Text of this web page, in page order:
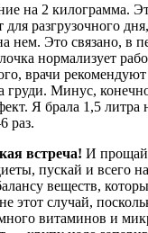
на 2 килограмма.
разгрузочного
нем. Это связано, в
нормализует
врачи
груди. Минус,
Я брала 1,5 литра
раз.
встреча! И
пускай и всего
веществ,
этот случай,
витаминов и